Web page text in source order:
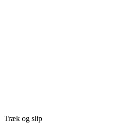
Træk og slip